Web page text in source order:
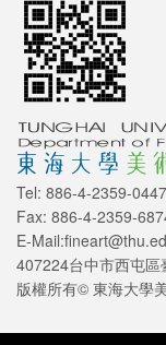
Tel: 886-4-2359-0447
Fax: 886-4-2359-
E-
407224台中市西屯
版權所有© 東海大學